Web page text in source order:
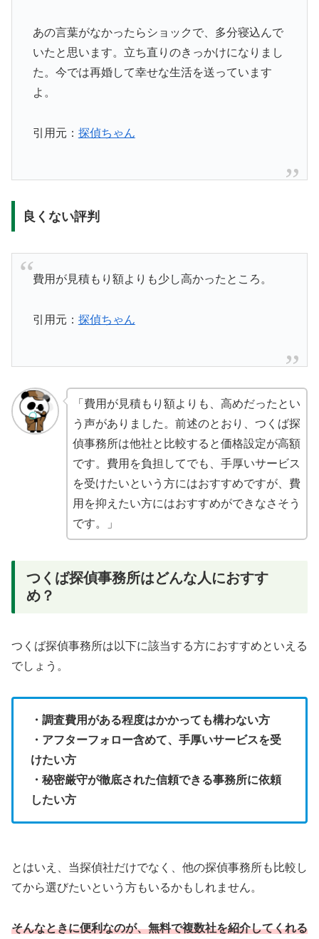
あの言葉がなかったらショックで、多分寝込んで
いたと思います。立ち直りのきっかけになりまし
た。今では再婚して幸せな生活を送っています
よ。
引用元： 探偵ちゃん
良くない評判
費用が見積もり額よりも少し高かったところ。
引用元： 探偵ちゃん
「費用が見積もり額よりも、高めだったとい
う声がありました。前述のとおり、つくば探
偵事務所は他社と比較すると価格設定が高額
です。費用を負担してでも、手厚いサービス
を受けたいという方にはおすすめですが、費
用を抑えたい方にはおすすめができなさそう
です。」
つくば探偵事務所はどんな人におすす
め？
つくば探偵事務所は以下に該当する方におすすめといえる
でしょう。
・調査費用がある程度はかかっても構わない方
・アフターフォロー含めて、手厚いサービスを受
けたい方
・秘密厳守が徹底された信頼できる事務所に依頼
したい方
とはいえ、当探偵社だけでなく、他の探偵事務所も比較し
てから選びたいという方もいるかもしれません。
そんなときに便利なのが、無料で複数社を紹介してくれる